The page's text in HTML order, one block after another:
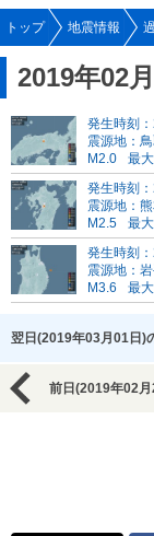
トップ 地震情報
2019年02
発生時刻
震源地：
M2.0
最
発生時刻
震源地：
M2.5
最
発生時刻
震源地：
M3.6
最
翌日(2019年03月01日)
前日(2019年02